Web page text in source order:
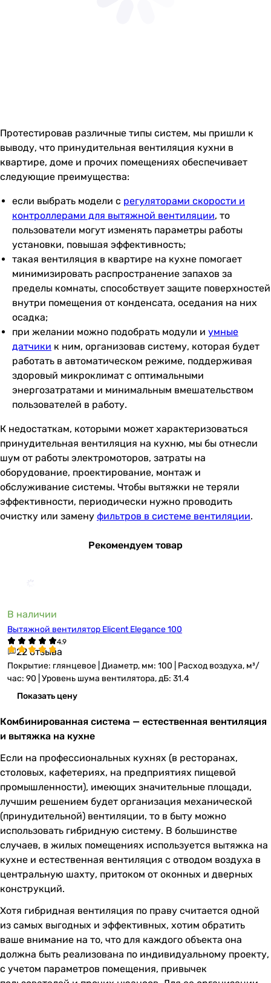
Протестировав различные типы систем, мы пришли к
выводу, что принудительная вентиляция кухни в
квартире, доме и прочих помещениях обеспечивает
следующие преимущества:
если выбрать модели с регуляторами скорости и
контроллерами для вытяжной вентиляции, то
пользователи могут изменять параметры работы
установки, повышая эффективность;
такая вентиляция в квартире на кухне помогает
минимизировать распространение запахов за
пределы комнаты, способствует защите поверхностей
внутри помещения от конденсата, оседания на них
осадка;
при желании можно подобрать модули и умные
датчики к ним, организовав систему, которая будет
работать в автоматическом режиме, поддерживая
здоровый микроклимат с оптимальными
энергозатратами и минимальным вмешательством
пользователей в работу.
К недостаткам, которыми может характеризоваться
принудительная вентиляция на кухню, мы бы отнесли
шум от работы электромоторов, затраты на
оборудование, проектирование, монтаж и
обслуживание системы. Чтобы вытяжки не теряли
эффективности, периодически нужно проводить
очистку или замену фильтров в системе вентиляции.
Рекомендуем товар
В наличии
Вытяжной вентилятор Elicent Elegance 100
22 отзыва
Покрытие: глянцевое | Диаметр, мм: 100 | Расход воздуха, м³/
час: 90 | Уровень шума вентилятора, дБ: 31.4
Показать цену
Комбинированная система — естественная вентиляция
и вытяжка на кухне
Если на профессиональных кухнях (в ресторанах,
столовых, кафетериях, на предприятиях пищевой
промышленности), имеющих значительные площади,
лучшим решением будет организация механической
(принудительной) вентиляции, то в быту можно
использовать гибридную систему. В большинстве
случаев, в жилых помещениях используется вытяжка на
кухне и естественная вентиляция с отводом воздуха в
центральную шахту, притоком от оконных и дверных
конструкций.
Хотя гибридная вентиляция по праву считается одной
из самых выгодных и эффективных, хотим обратить
ваше внимание на то, что для каждого объекта она
должна быть реализована по индивидуальному проекту,
с учетом параметров помещения, привычек